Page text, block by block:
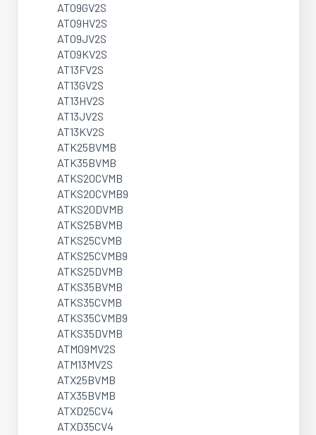
AT09GV2S
AT09HV2S
AT09JV2S
AT09KV2S
AT13FV2S
AT13GV2S
AT13HV2S
AT13JV2S
AT13KV2S
ATK25BVMB
ATK35BVMB
ATKS20CVMB
ATKS20CVMB9
ATKS20DVMB
ATKS25BVMB
ATKS25CVMB
ATKS25CVMB9
ATKS25DVMB
ATKS35BVMB
ATKS35CVMB
ATKS35CVMB9
ATKS35DVMB
ATM09MV2S
ATM13MV2S
ATX25BVMB
ATX35BVMB
ATXD25CV4
ATXD35CV4